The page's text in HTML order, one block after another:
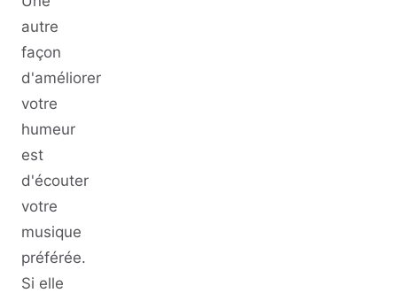
autre
façon
d'améliorer
votre
humeur
est
d'écouter
votre
musique
préférée.
Si elle